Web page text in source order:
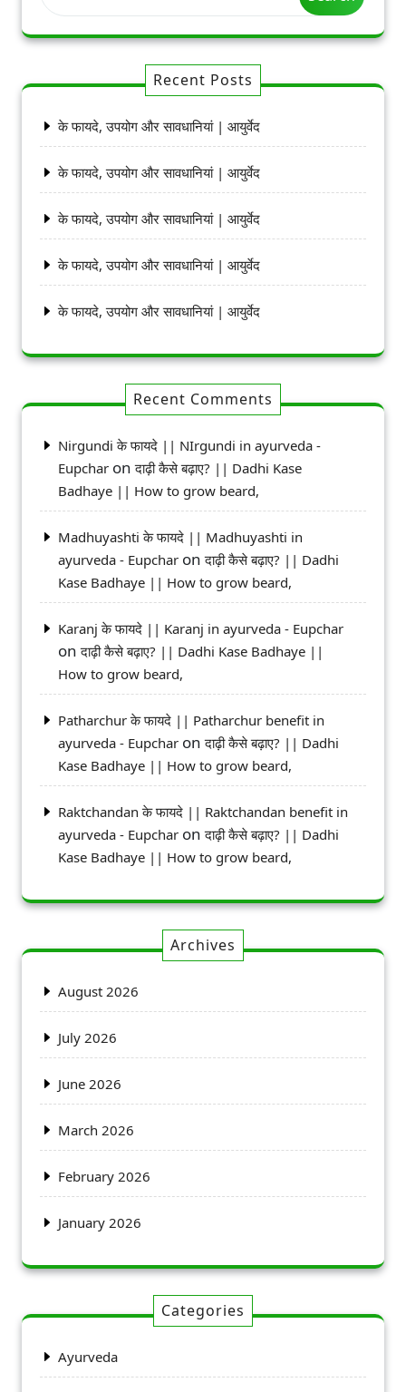
Recent Posts
के फायदे, उपयोग और सावधानियां | आयुर्वेद
के फायदे, उपयोग और सावधानियां | आयुर्वेद
के फायदे, उपयोग और सावधानियां | आयुर्वेद
के फायदे, उपयोग और सावधानियां | आयुर्वेद
के फायदे, उपयोग और सावधानियां | आयुर्वेद
Recent Comments
Nirgundi के फायदे || NIrgundi in ayurveda -
Eupchar onदाढ़ी कैसे बढ़ाए? || Dadhi Kase
Badhaye || How to grow beard,
Madhuyashti के फायदे || Madhuyashti in
ayurveda - Eupchar onदाढ़ी कैसे बढ़ाए? || Dadhi
Kase Badhaye || How to grow beard,
Karanj के फायदे || Karanj in ayurveda - Eupchar
onदाढ़ी कैसे बढ़ाए? || Dadhi Kase Badhaye ||
How to grow beard,
Patharchur के फायदे || Patharchur benefit in
ayurveda - Eupchar onदाढ़ी कैसे बढ़ाए? || Dadhi
Kase Badhaye || How to grow beard,
Raktchandan के फायदे || Raktchandan benefit in
ayurveda - Eupchar onदाढ़ी कैसे बढ़ाए? || Dadhi
Kase Badhaye || How to grow beard,
Archives
August 2026
July 2026
June 2026
March 2026
February 2026
January 2026
Categories
Ayurveda